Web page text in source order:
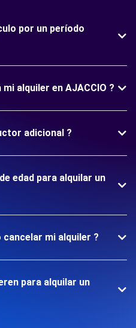
por un período
alquiler en AJACCIO ?
adicional ?
edad para alquilar un
mi alquiler ?
para alquilar un